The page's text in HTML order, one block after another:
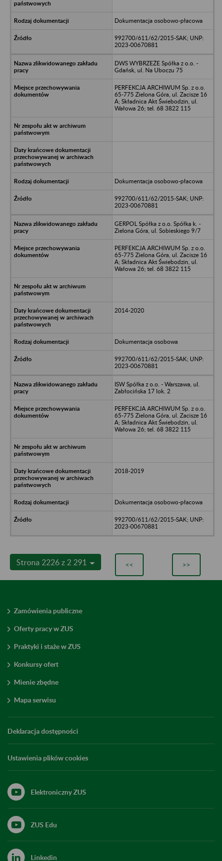
Dokumentacja osobowo-płacowa
992700/611/62/2015-SAK; UNP:
2023-00670881
DWS WYBRZEŻE Spółka z o.o. -
Gdańsk, ul. Na Uboczu 75
PERFEKCJA ARCHIWUM Sp. z o.o.
65-775 Zielona Góra, ul. Zacisze 16
A; Składnica Akt Świebodzin, ul.
Wałowa 26; tel. 68 3822 115
Dokumentacja osobowo-płacowa
992700/611/62/2015-SAK; UNP:
2023-00670881
GERPOL Spółka z o.o. Spółka k. -
Zielona Góra, ul. Sobieskiego 9/7
PERFEKCJA ARCHIWUM Sp. z o.o.
65-775 Zielona Góra, ul. Zacisze 16
A; Składnica Akt Świebodzin, ul.
Wałowa 26; tel. 68 3822 115
2014-2020
Dokumentacja osobowa
992700/611/62/2015-SAK; UNP:
2023-00670881
ISW Spółka z o.o. - Warszawa, ul.
Zabłocińska 17 lok. 2
PERFEKCJA ARCHIWUM Sp. z o.o.
65-775 Zielona Góra, ul. Zacisze 16
A; Składnica Akt Świebodzin, ul.
Wałowa 26; tel. 68 3822 115
2018-2019
Dokumentacja osobowo-płacowa
992700/611/62/2015-SAK; UNP:
2023-00670881
Strona 2226 z 2 291 << >>
Zamówienia publiczne
Oferty pracy w ZUS
Praktyki i staże w ZUS
Konkursy ofert
Mienie zbędne
Mapa serwisu
Deklaracja dostępności
Ustawienia plików cookies
Elektroniczny ZUS
ZUS Edu
Linkedin